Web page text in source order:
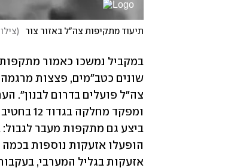
תיעוד מתקיפות צה"ל באזור צור (
צה"ל פועלים בדרום לבנון".
אזעקות בגליל המערבי,